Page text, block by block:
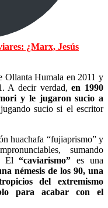
¿Marx, Jesús
Ollanta Humala en 2011 y
A decir verdad,en 1990
y le jugaron sucio a
sucio si el escritor
huachafa “fujiaprismo” y
sumando
El“caviarismo” es una
némesis de los 90, una
del extremismo
para acabar con el